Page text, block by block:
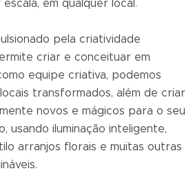
em qualquer local.
pela criatividade
criar e conceituar em
equipe criativa, podemos
transformados, além de criar
novos e mágicos para o seu
usando iluminação inteligente,
arranjos florais e muitas outras